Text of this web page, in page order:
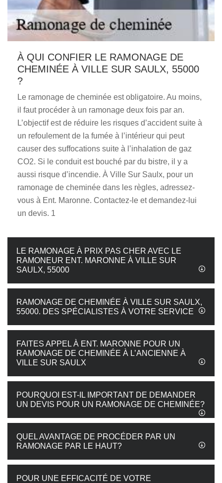
À QUI CONFIER LE RAMONAGE DE
CHEMINÉE À VILLE SUR SAULX, 55000
?
Le ramonage de cheminée est obligatoire. Au moins,
il faut procéder à un ramonage deux fois par an.
L’objectif est de réduire les risques d’accident suite à
un refoulement de la fumée à l’intérieur qui peut
causer des suffocations suite à l’inhalation de gaz
CO2. Si le conduit est bouché par du bistre, il y a
aussi risque d’incendie. À Ville Sur Saulx, pour un
ramonage de cheminée dans les règles, adressez-
vous à Ent. Maronne. Contactez-le et demandez-lui
un devis. 1
LE RAMONAGE À PRIX PAS CHER AVEC LE
RAMONEUR ENT. MARONNE À VILLE SUR
SAULX, 55000
RAMONAGE DE CHEMINÉE À VILLE SUR SAULX,
55000. DES SPÉCIALISTES À VOTRE SERVICE
FAITES APPEL À ENT. MARONNE POUR UN
RAMONAGE DE CHEMINÉE À L’ANCIENNE À
VILLE SUR SAULX
POURQUOI EST-IL IMPORTANT DE DEMANDER
UN DEVIS POUR UN RAMONAGE DE CHEMINÉE?
QUEL AVANTAGE DE PROCÉDER PAR UN
RAMONAGE PAR LE HAUT?
POUR UNE EFFICACITÉ DE VOTRE